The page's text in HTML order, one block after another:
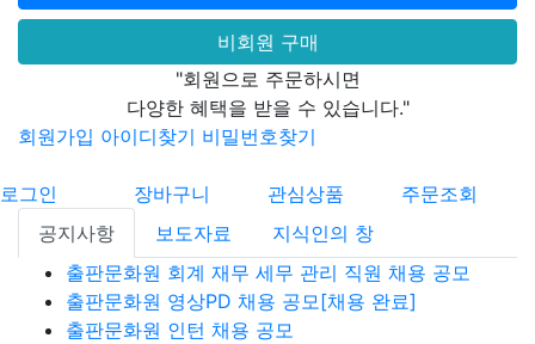
비회원 구매
"회원으로 주문하시면
다양한 혜택을 받을 수 있습니다."
회원가입 아이디찾기 비밀번호찾기
로그인 장바구니 관심상품
주문조회
공지사항
보도자료
지식인의 창
출판문화원 회계 재무 세무 관리 직원 채용 공모
출판문화원 영상PD 채용 공모[채용 완료]
출판문화원 인턴 채용 공모